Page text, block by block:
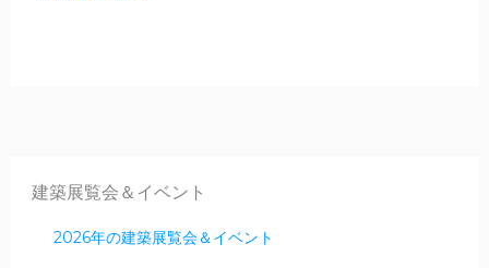
建築展覧会＆イベント
2026年の建築展覧会＆イベント